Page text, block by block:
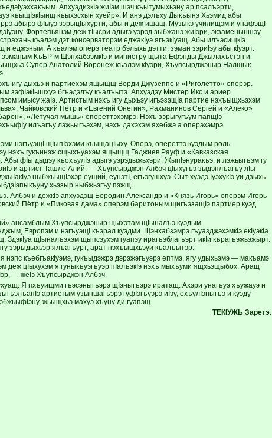
АпхуэдизкIэ жиIэм шэч къытумыхьэну ар псалъэрти,
къыщIэкIынщ къыхэсхын хуейр». И анэ дэлъху Дыкъынэ Хьэмид абы
абырэ фIыуэ зэрыцIыхурти, абы и деж ишащ. Музыкэ училищэм и унафэщI
Фортепьянэм деж тIысри адыгэ уэрэд зыбжанэ жиIэри, экзаменыншэу
къалэм дэт консерваторэм еджакIуэ ягъэкIуащ. Абы илъэсищкIэ
А къалэм оперэ театр бэлыхь дэтти, зэман зэриIэу абы кIуэрт.
КъБР-м ЩэнхабзэмкIэ и министру щыта Ефэнды Джылахъстэн и
Супер Анатолий Воронеж къалэм кIуэри, Хъупсырджэныр Налшык
игу дыхьэ и партиехэм ящыщщ Верди Джузеппе и «Риголетто» оперэр.
бгъэдэлъу къалъытэ. Апхуэдэу Мистер Икс и ариер
имысу жаIэ. Артистым нэхъ игу дыхьэу игъэзэщIа партие нэхъыщхьэхэм
Чайковский Пётр и «Евгений Онегин», Рахманинов Сергей и «Алеко»
«Летучая мышь» опереттэхэмрэ. Нэхъ зэрыгугъум папщIэ
илъагъу лэжьыгъэхэм, нэхъ дахэхэм яхебжэ а оперэхэмрэ
нэгъуэщI щIыпIэхэми къыщацIыху. Оперэ, опереттэ куэдым роль
нэхъ гукъинэж сщыхъуахэм ящыщщ Гаджиев Рауф и «Кавказская
фIы дыдэу къохъулIэ адыгэ уэрэдыжьхэри. ЖыпIэнуракъэ, и лэжьыгъэм гу
и артист Ташло Алий. — Хъупсырджэн Албэч цIыхугъэ зыдэплъагъу лIы
ныбжьыщIэхэр еущий, еунэтI, егъэгушхуэ. Сыт хуэдэ IуэхукIэ уи дзыхь
хьэзыр ныбжьэгъу пэжщ.
Албэч и дежкIэ апхуэдэщ Бородин Александр и «Князь Игорь» оперэм Игорь
Пётр и «Пиковая дама» оперэм баритоным щигъэзащIэ партиер куэд
ансамблым Хъупсырджэныр щыхэтам щIыналъэ куэдым
Европэм и нэгъуэщI къэрал куэдми. Щэнхабзэмрэ гъуазджэхэмкIэ екIуэкIа
щIыналъэхэм щыпсэухэм гуапэу ирагъэблагъэрт икIи кърагъэжьэжырт.
зэрыдыхьэр ялъагъурт, арат нэхъыщхьэуи къалъытэр.
нэпс къебгъакIуэмэ, гукъыдэжрэ дэрэжэгъуэрэ ептмэ, ягу удыхьэмэ — макъамэ
деж цIыхухэм я гуныкъуэгъуэр пIалъэкIэ нэхъ мыхъуми ящхьэщыбох. Аращ
— жеIэ Хъупсырджэн Албэч.
Я пхъуищми гъэсэныгъэрэ щIэныгъэрэ иратащ. Ахэри унагъуэ хъужауэ и
артистым узыншагъэрэ гуфIэгъуэрэ иIэу, ехъулIэныгъэ и куэду
жьыщхьэ махуэ хъуну ди гуапэщ.
ТЕКIУЖЬ Заретэ.